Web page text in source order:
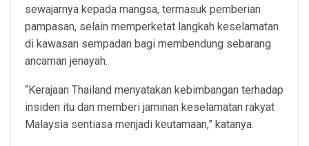
sewajarnya kepada mangsa, termasuk pemberian
pampasan, selain memperketat langkah keselamatan
di kawasan sempadan bagi membendung sebarang
ancaman jenayah.
“Kerajaan Thailand menyatakan kebimbangan terhadap
insiden itu dan memberi jaminan keselamatan rakyat
Malaysia sentiasa menjadi keutamaan,” katanya.